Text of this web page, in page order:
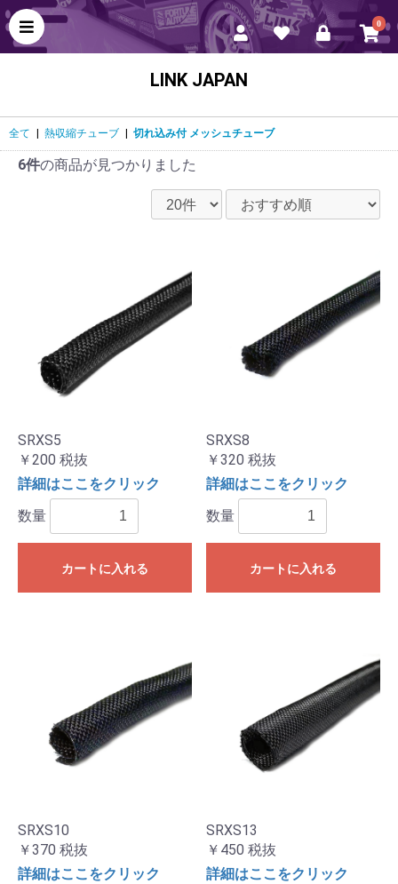
0
LINK JAPAN
全て 熱収縮チューブ 切れ込み付 メッシュチューブ
6件の商品が見つかりました
SRXS5
￥200 税抜
詳細はここをクリック
数量
カートに入れる
SRXS8
￥320 税抜
詳細はここをクリック
数量
カートに入れる
SRXS10
￥370 税抜
詳細はここをクリック
SRXS13
￥450 税抜
詳細はここをクリック